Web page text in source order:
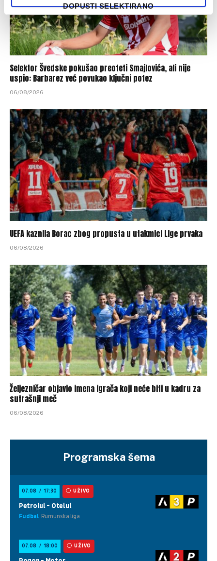
DOPUSTI SELEKTIRANO
Selektor Švedske pokušao preoteti Smajlovića, ali nije
uspio: Barbarez već povukao ključni potez
06/08/2026
UEFA kaznila Borac zbog propusta u utakmici Lige prvaka
06/08/2026
Željezničar objavio imena igrača koji neće biti u kadru za
sutrašnji meč
06/08/2026
Programska šema